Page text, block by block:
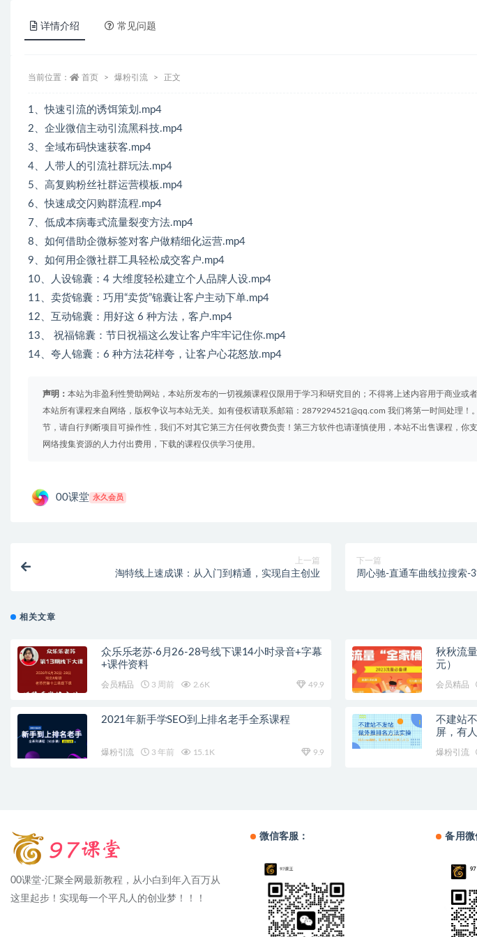
详情介绍 常见问题
当前位置： 首页 爆粉引流 正文
1、快速引流的诱饵策划.mp4
2、企业微信主动引流黑科技.mp4
3、全域布码快速获客.mp4
4、人带人的引流社群玩法.mp4
5、高复购粉丝社群运营模板.mp4
6、快速成交闪购群流程.mp4
7、低成本病毒式流量裂变方法.mp4
8、如何借助企微标签对客户做精细化运营.mp4
9、如何用企微社群工具轻松成交客户.mp4
10、人设锦囊：4 大维度轻松建立个人品牌人设.mp4
11、卖货锦囊：巧用“卖货”锦囊让客户主动下单.mp4
12、互动锦囊：用好这 6 种方法，客户.mp4
13、 祝福锦囊：节日祝福这么发让客户牢牢记住你.mp4
14、夸人锦囊：6 种方法花样夸，让客户心花怒放.mp4
声明： 本站为非盈利性赞助网站，本站所发布的一切视频课程仅限用于学习和研究目的；不得将上述内容用于商业或
本站所有课程来自网络，版权争议与本站无关。如有侵权请联系邮箱：2879294521@qq.com 我们将第一时间处理！
节，请自行判断项目可操作性，我们不对其它第三方任何收费负责！第三方软件也请谨慎使用，本站不出售课程，你
网络搜集资源的人力付出费用，下载的课程仅供学习使用。
00课堂 永久会员
上一篇
淘特线上速成课：从入门到精通，实现自主创业
下一篇
周心驰-直通车曲线拉搜索-
相关文章
众乐乐老苏·6月26-28号线下课14小时录音+字幕
+课件资料
会员精品 3 周前 2.6K 49.9
秋秋流
元）
会员精品
2021年新手学SEO到上排名老手全系课程
爆粉引流 3 年前 15.1K 9.9
不建站
屏，有
爆粉引流
00课堂-汇聚全网最新教程，从小白到年入百万从
这里起步！实现每一个平凡人的创业梦！！！
微信客服： 备用微